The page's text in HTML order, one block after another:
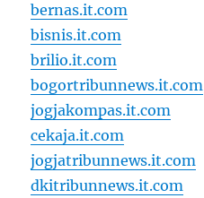
bernas.it.com
bisnis.it.com
brilio.it.com
bogortribunnews.it.com
jogjakompas.it.com
cekaja.it.com
jogjatribunnews.it.com
dkitribunnews.it.com